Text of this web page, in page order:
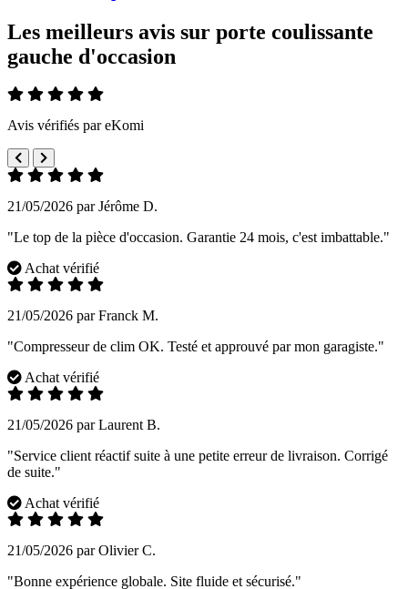
Les meilleurs avis sur porte coulissante
gauche d'occasion
Avis vérifiés par eKomi
21/05/2026 par Jérôme D.
"Le top de la pièce d'occasion. Garantie 24 mois, c'est imbattable."
Achat vérifié
21/05/2026 par Franck M.
"Compresseur de clim OK. Testé et approuvé par mon garagiste."
Achat vérifié
21/05/2026 par Laurent B.
"Service client réactif suite à une petite erreur de livraison. Corrigé
de suite."
Achat vérifié
21/05/2026 par Olivier C.
"Bonne expérience globale. Site fluide et sécurisé."